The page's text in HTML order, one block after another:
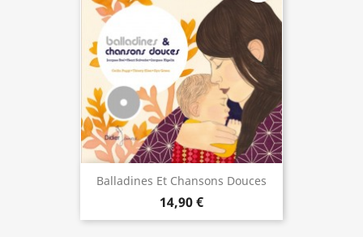
Balladines Et Chansons Douces
14,90 €